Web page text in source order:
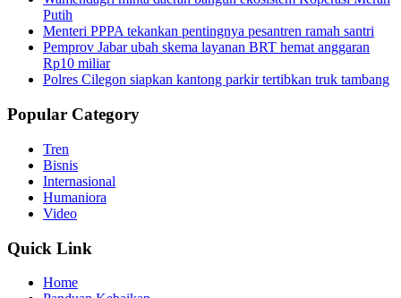
Putih
Menteri PPPA tekankan pentingnya pesantren ramah santri
Pemprov Jabar ubah skema layanan BRT hemat anggaran
Rp10 miliar
Polres Cilegon siapkan kantong parkir tertibkan truk tambang
Popular Category
Tren
Bisnis
Internasional
Humaniora
Video
Quick Link
Home